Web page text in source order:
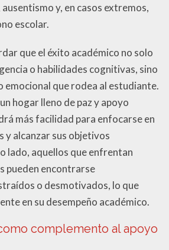
y, en casos extremos,
escolar.
que el éxito académico no solo
o habilidades cognitivas, sino
emocional que rodea al estudiante.
hogar lleno de paz y apoyo
más facilidad para enfocarse en
y alcanzar sus objetivos
lado, aquellos que enfrentan
pueden encontrarse
o desmotivados, lo que
en su desempeño académico.
complemento al apoyo